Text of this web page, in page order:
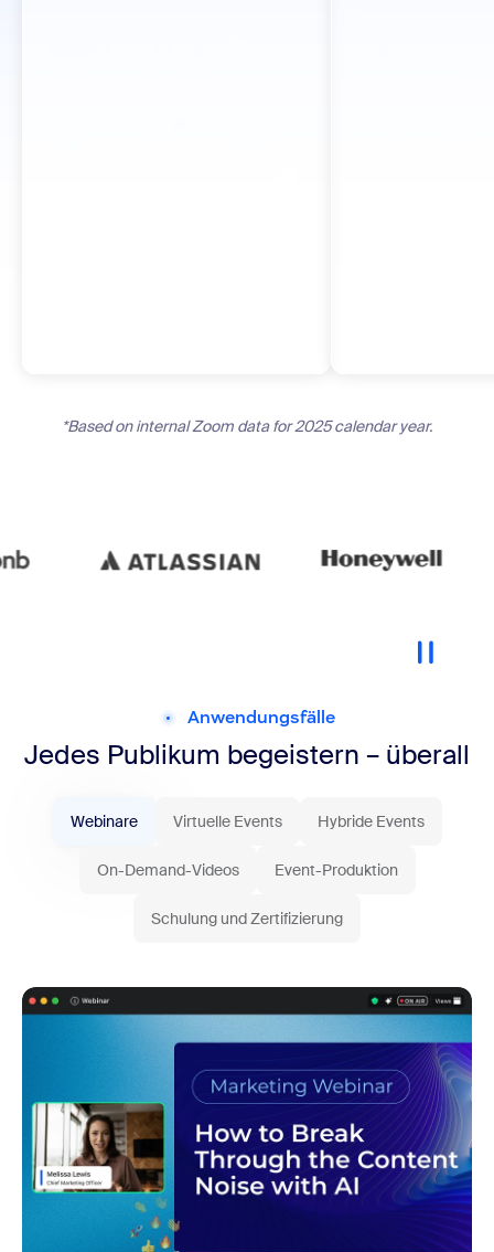
*Based on internal Zoom data for 2025 calendar year.
Anwendungsfälle
Jedes Publikum begeistern – überall
Webinare Virtuelle Events Hybride Events
On-Demand-Videos Event-Produktion
Schulung und Zertifizierung